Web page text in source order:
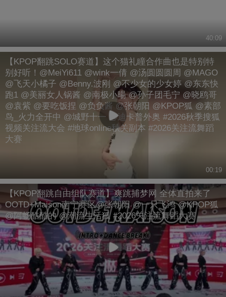
40:09
【KPOP翻跳SOLO赛道】这个猫礼瞳合作曲也是特别特
别好听！@MeiYi611 @wink一倩 @汤圆圆圆周 @MAGO
@飞天小橘子 @Benny.波刚 @不少女的少女婷 @东东快
跑1 @美丽女人锅酱 @南极小暘 @孙子团毛宁 @晓鸥哥
@袁紫 @要吃饭捏 @负负酱 @张朝阳 @KPOP狐 @素部
鸟_火力全开中 @城野十一 @迪卡普外奥 #2026秋季搜狐
视频关注流大会 #地球online秋关副本 #2026关注流舞蹈
大赛
00:19
【KPOP翻跳自由组队赛道】爽跳捕梦网 全体直拍来了
OOTD+Maison南宁赛区@张朝阳 @一只飞鸿 @KPOP狐
@阿畅酷酷的 @潮流生活狐 #2026关注流舞蹈大赛